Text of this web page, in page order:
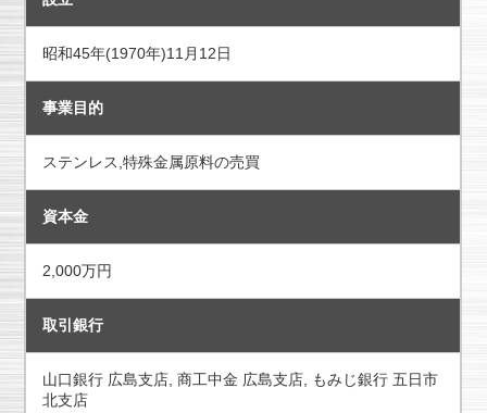
昭和45年(1970年)11月12日
事業目的
ステンレス,特殊金属原料の売買
資本金
2,000万円
取引銀行
山口銀行 広島支店, 商工中金 広島支店, もみじ銀行 五日市
北支店